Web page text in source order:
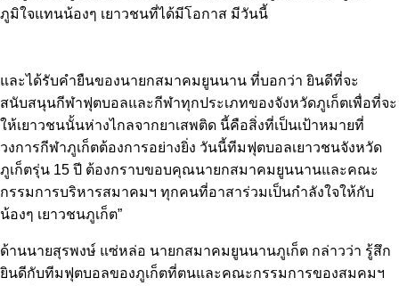
ภูมิใจแทนน้องๆ เยาวชนที่ได้มีโอกาส มีวันนี้
และได้รับคำยืนของนายกสมาคมยูนนาน ที่บอกว่า ยินดีที่จะ
สนับสนุนกีฬาฟุตบอลและกีฬาทุกประเภทของจังหวัดภูเก็ตเพื่อที่จะ
ให้เยาวชนนั้นห่างไกลจากยาเสพติด นี้คือสิ่งที่เป็นเป้าหมายที่
วงการกีฬาภูเก็ตต้องการอย่างยิ่ง วันนี้ทีมฟุตบอลเยาวชนจังหวัด
ภูเก็ตรุ่น 15 ปี ต้องกราบขอบคุณนายกสมาคมยูนนานและคณะ
กรรมการบริหารสมาคมฯ ทุกคนที่อาสาร่วมเป็นกำลังใจให้กับ
น้องๆ เยาวชนภูเก็ต”
ด้านนายสุรพงษ์ แซ่หล่อ นายกสมาคมยูนนานภูเก็ต กล่าวว่า รู้สึก
ยินดีกับทีมฟุตบอลของภูเก็ตที่ตนและคณะกรรมการของสมคมฯ